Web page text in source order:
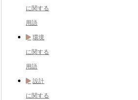
に関する
用語
環境
に関する
用語
設計
に関する